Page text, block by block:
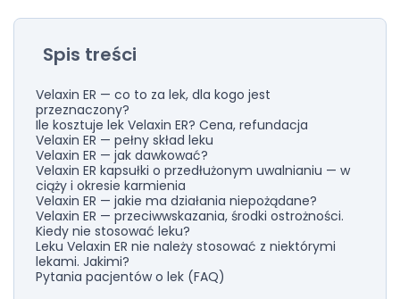
Spis treści
Velaxin ER — co to za lek, dla kogo jest
przeznaczony?
Ile kosztuje lek Velaxin ER? Cena, refundacja
Velaxin ER — pełny skład leku
Velaxin ER — jak dawkować?
Velaxin ER kapsułki o przedłużonym uwalnianiu — w
ciąży i okresie karmienia
Velaxin ER — jakie ma działania niepożądane?
Velaxin ER — przeciwwskazania, środki ostrożności.
Kiedy nie stosować leku?
Leku Velaxin ER nie należy stosować z niektórymi
lekami. Jakimi?
Pytania pacjentów o lek (FAQ)